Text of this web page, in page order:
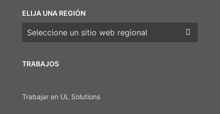
TRABAJOS
Trabajar en UL Solutions
ELIJA UNA REGIÓN
Elija una región